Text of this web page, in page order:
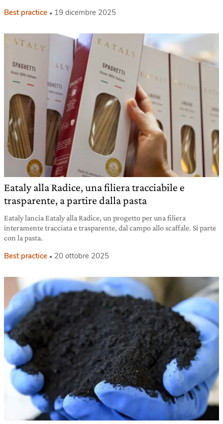
Best practice 19 dicembre 2025
Eataly alla Radice, una filiera tracciabile e
trasparente, a partire dalla pasta
Eataly lancia Eataly alla Radice, un progetto per una filiera
interamente tracciata e trasparente, dal campo allo scaffale. Si parte
con la pasta.
Best practice 20 ottobre 2025